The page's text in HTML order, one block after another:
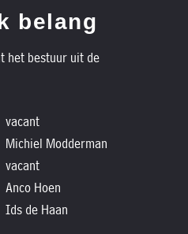
belang
het bestuur uit de
vacant
Michiel Modderman
vacant
Anco Hoen
Ids de Haan